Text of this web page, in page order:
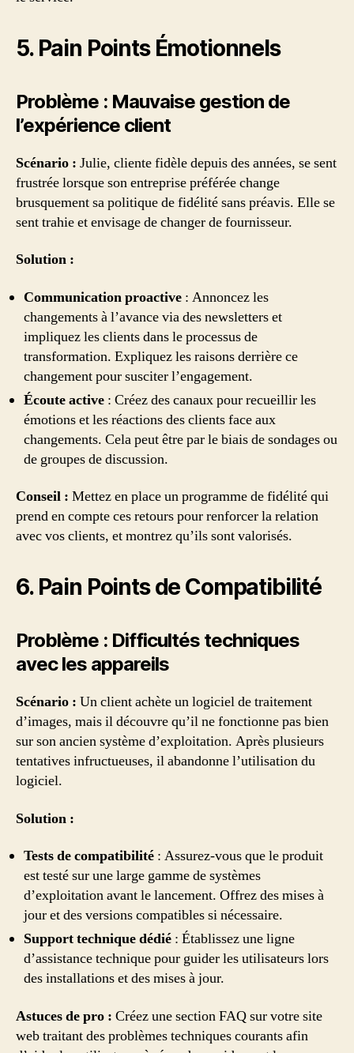
5. Pain Points Émotionnels
Problème : Mauvaise gestion de
l’expérience client
Scénario : Julie, cliente fidèle depuis des années, se sent
frustrée lorsque son entreprise préférée change
brusquement sa politique de fidélité sans préavis. Elle se
sent trahie et envisage de changer de fournisseur.
Solution :
Communication proactive : Annoncez les
changements à l’avance via des newsletters et
impliquez les clients dans le processus de
transformation. Expliquez les raisons derrière ce
changement pour susciter l’engagement.
Écoute active : Créez des canaux pour recueillir les
émotions et les réactions des clients face aux
changements. Cela peut être par le biais de sondages ou
de groupes de discussion.
Conseil : Mettez en place un programme de fidélité qui
prend en compte ces retours pour renforcer la relation
avec vos clients, et montrez qu’ils sont valorisés.
6. Pain Points de Compatibilité
Problème : Difficultés techniques
avec les appareils
Scénario : Un client achète un logiciel de traitement
d’images, mais il découvre qu’il ne fonctionne pas bien
sur son ancien système d’exploitation. Après plusieurs
tentatives infructueuses, il abandonne l’utilisation du
logiciel.
Solution :
Tests de compatibilité : Assurez-vous que le produit
est testé sur une large gamme de systèmes
d’exploitation avant le lancement. Offrez des mises à
jour et des versions compatibles si nécessaire.
Support technique dédié : Établissez une ligne
d’assistance technique pour guider les utilisateurs lors
des installations et des mises à jour.
Astuces de pro : Créez une section FAQ sur votre site
web traitant des problèmes techniques courants afin